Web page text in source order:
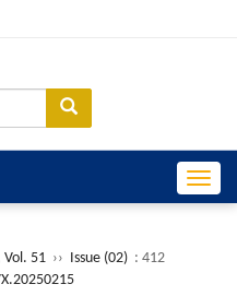
Vol. 51 ›› Issue (02) : 412